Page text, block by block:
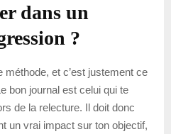
dans un
?
méthode, et c’est justement ce
bon journal est celui qui te
de la relecture. Il doit donc
un vrai impact sur ton objectif,